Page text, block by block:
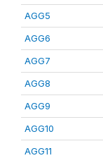
AGG5
AGG6
AGG7
AGG8
AGG9
AGG10
AGG11